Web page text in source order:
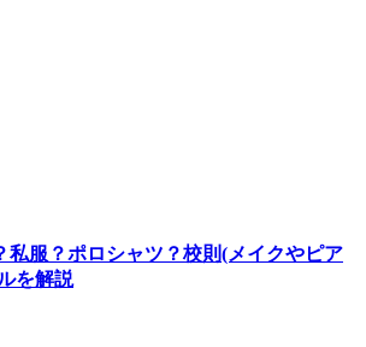
私服？ポロシャツ？校則(メイクやピア
を解説